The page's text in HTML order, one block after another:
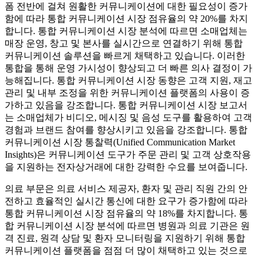
폼 전반에 걸쳐 원활한 커뮤니케이션에 대한 필요성이 증가
함에 따라 통합 커뮤니케이션 시장 점유율의 약 20%를 차지
합니다. 통합 커뮤니케이션 시장 분석에 따르면 소매업체는
매장 운영, 창고 및 본사를 실시간으로 연결하기 위해 통합
커뮤니케이션 솔루션을 빠르게 채택하고 있습니다. 이러한
통합을 통해 운영 가시성이 향상되고 더 빠른 의사 결정이 가
능해집니다. 통합 커뮤니케이션 시장 동향은 고객 지원, 재고
관리 및 내부 조정을 위한 커뮤니케이션 플랫폼의 사용이 증
가하고 있음을 강조합니다. 통합 커뮤니케이션 시장 보고서
는 소매업체가 비디오, 메시징 및 음성 도구를 활용하여 고객
경험과 브랜드 참여를 향상시키고 있음을 강조합니다. 통합
커뮤니케이션 시장 통찰력(Unified Communication Market
Insights)은 커뮤니케이션 도구가 주문 관리 및 고객 상호작용
을 지원하는 전자상거래에 대한 강력한 수요를 보여줍니다.
의료 부문은 의료 서비스 제공자, 환자 및 관리 직원 간의 안
전하고 효율적인 실시간 통신에 대한 요구가 증가함에 따라
통합 커뮤니케이션 시장 점유율의 약 18%를 차지합니다. 통
합 커뮤니케이션 시장 분석에 따르면 병원과 의료 기관은 원
격 진료, 원격 상담 및 환자 모니터링을 지원하기 위해 통합
커뮤니케이션 플랫폼을 점점 더 많이 채택하고 있는 것으로